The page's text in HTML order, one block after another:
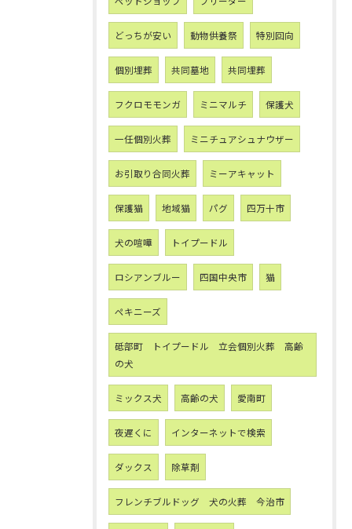
どっちが安い 動物供養祭 特別回向
個別埋葬 共同墓地 共同埋葬
フクロモモンガ ミニマルチ 保護犬
一任個別火葬 ミニチュアシュナウザー
お引取り合同火葬 ミーアキャット
保護猫 地域猫 パグ 四万十市
犬の喧嘩 トイプードル
ロシアンブルー 四国中央市 猫
ペキニーズ
砥部町 トイプードル 立会個別火葬 高齢
の犬
ミックス犬 高齢の犬 愛南町
夜遅くに インターネットで検索
ダックス 除草剤
フレンチブルドッグ 犬の火葬 今治市